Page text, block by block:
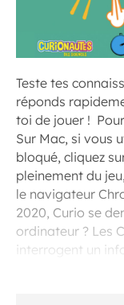
Teste tes
réponds
toi de jouer !
Sur Mac, si vous
bloqué, cliquez
pleinement du
le navigateur
2020, Curio se
ordinateur ? Les
interrogent un